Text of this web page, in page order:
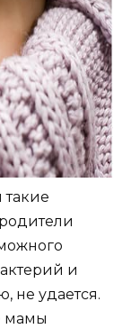
такие
и
не удается.
мамы